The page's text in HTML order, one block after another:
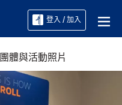
登入 / 加入
團體與活動照片